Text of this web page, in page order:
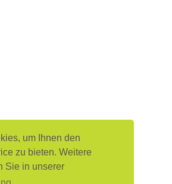
um Ihnen den
zu bieten. Weitere
Sie in unserer